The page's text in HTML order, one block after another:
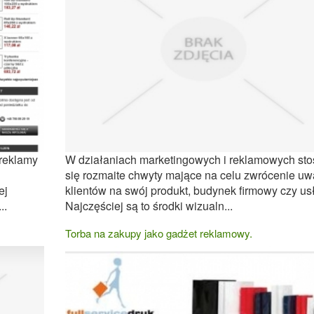
W działaniach marketingowych i reklamowych
się rozmaite chwyty mające na celu zwrócenie
klientów na swój produkt, budynek firmowy czy
Najczęściej są to środki wizualn...
Torba na zakupy jako gadżet reklamowy.